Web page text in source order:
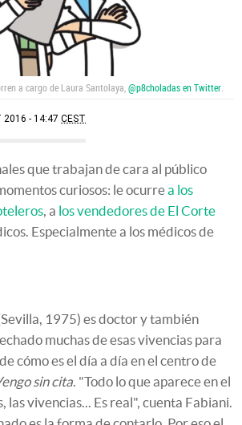
a cargo de Laura Santolaya, @p8choladas en Twitter
2016 - 14:47 CEST
que trabajan de cara al público
curiosos: le ocurrea los
, a los vendedores de El Corte
Especialmente a los médicos de
1975) es doctor y también
muchas de esas vivencias para
cómo es el día a día en el centro de
sin cita. "Todo lo que aparece en el
las vivencias... Es real", cuenta Fabiani.